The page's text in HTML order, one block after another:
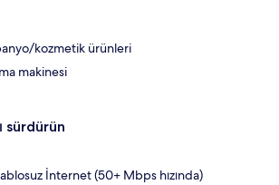
kozmetik ürünleri
makinesi
sürdürün
İnternet (50+ Mbps hızında)